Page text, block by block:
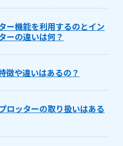
ー機能を利用するのとイン
ーの違いは何？
徴や違いはあるの？
ロッターの取り扱いはある